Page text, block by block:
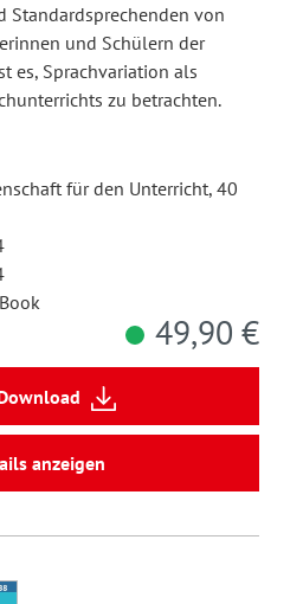
Standardsprechenden von
und Schülern der
es, Sprachvariation als
zu betrachten.
für den Unterricht, 40
49,90 €
anzeigen